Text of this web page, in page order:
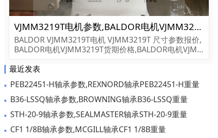
VJMM3219T电机参数,BALDOR电机VJMM3219T重量
BALDOR VJMM3219T电机 VJMM3219T 尺寸参数报价,
BALDOR电机VJMM3219T货期价格,BALDOR电机VJM
最近发表
PEB22451-H轴承参数,REXNORD轴承PEB22451-H重量
B36-LSSQ轴承参数,BROWNING轴承B36-LSSQ重量
STH-20-9轴承参数,SEALMASTER轴承STH-20-9重量
CF1 1/8B轴承参数,MCGILL轴承CF1 1/8B重量